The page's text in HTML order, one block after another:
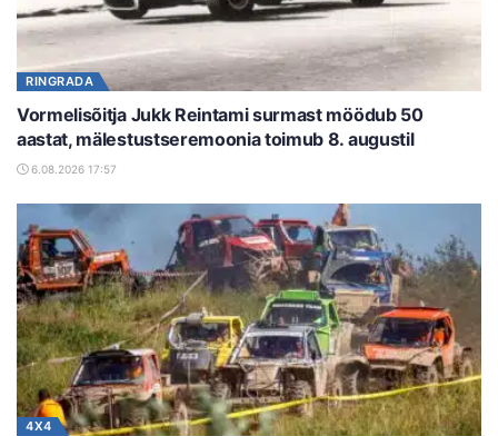
RINGRADA
Vormelisõitja Jukk Reintami surmast möödub 50
aastat, mälestustseremoonia toimub 8. augustil
6.08.2026 17:57
4X4